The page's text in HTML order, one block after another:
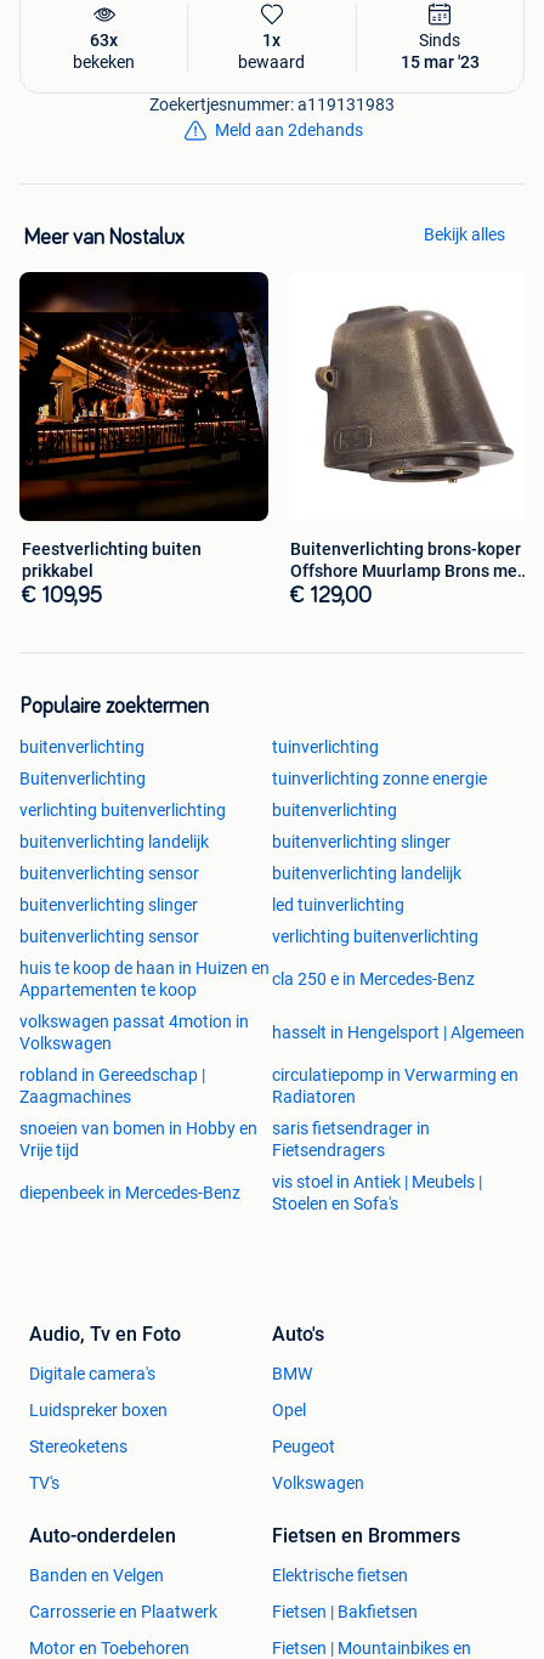
63x
bekeken
1x
bewaard
Sinds
15 mar '23
Zoekertjesnummer: a119131983
Meld aan 2dehands
Meer van Nostalux Bekijk alles
Feestverlichting buiten
prikkabel
€ 109,95
Buitenverlichting brons-koper
Offshore Muurlamp Brons met
LE
€ 129,00
Populaire zoektermen
buitenverlichting
tuinverlichting
Buitenverlichting
tuinverlichting zonne energie
verlichting buitenverlichting
buitenverlichting
buitenverlichting landelijk
buitenverlichting slinger
buitenverlichting sensor
buitenverlichting landelijk
buitenverlichting slinger
led tuinverlichting
buitenverlichting sensor
verlichting buitenverlichting
huis te koop de haan in Huizen en
Appartementen te koop
cla 250 e in Mercedes-Benz
volkswagen passat 4motion in
Volkswagen
hasselt in Hengelsport | Algemeen
robland in Gereedschap |
Zaagmachines
circulatiepomp in Verwarming en
Radiatoren
snoeien van bomen in Hobby en
Vrije tijd
saris fietsendrager in
Fietsendragers
diepenbeek in Mercedes-Benz
vis stoel in Antiek | Meubels |
Stoelen en Sofa's
Audio, Tv en Foto
Digitale camera's
Luidspreker boxen
Stereoketens
TV's
Auto's
BMW
Opel
Peugeot
Volkswagen
Auto-onderdelen
Banden en Velgen
Carrosserie en Plaatwerk
Motor en Toebehoren
Fietsen en Brommers
Elektrische fietsen
Fietsen | Bakfietsen
Fietsen | Mountainbikes en